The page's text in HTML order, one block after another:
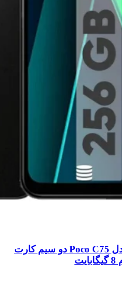
گوشی موبایل شیائومی مدل Poco C75 دو سیم کارت